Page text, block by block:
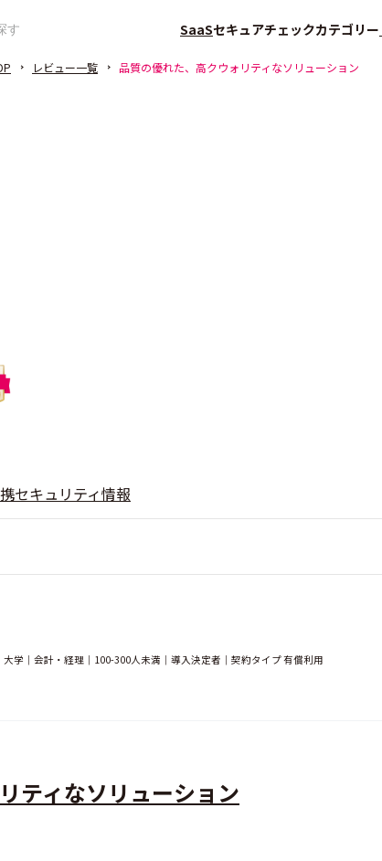
SaaSセキュアチェックカテゴリー
レビュー一覧 品質の優れた、高クウォリティなソリューション
セキュリティ情報
学｜会計・経理｜100-300人未満｜導入決定者｜契約タイプ 有償利用
ティなソリューション